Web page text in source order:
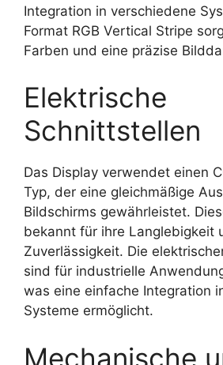
Integration in verschiedene
Format RGB Vertical Stripe
Farben und eine präzise
Elektrische
Schnittstellen
Das Display verwendet einen
Typ, der eine gleichmäßige
Bildschirms gewährleistet.
bekannt für ihre Langlebigkeit
Zuverlässigkeit. Die
sind für industrielle
was eine einfache Integration
Systeme ermöglicht.
Mechanische